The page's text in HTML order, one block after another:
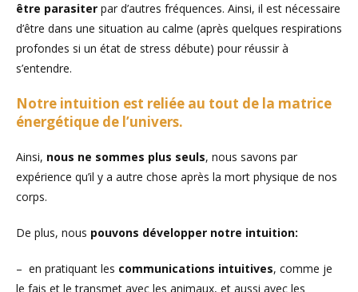
être parasiter par d’autres fréquences. Ainsi, il est nécessaire
d’être dans une situation au calme (après quelques respirations
profondes si un état de stress débute) pour réussir à
s’entendre.
Notre intuition est reliée au tout de la matrice
énergétique de l’univers.
Ainsi, nous ne sommes plus seuls, nous savons par
expérience qu’il y a autre chose après la mort physique de nos
corps.
De plus, nous pouvons développer notre intuition:
– en pratiquant les communications intuitives, comme je
le fais et le transmet avec les animaux, et aussi avec les